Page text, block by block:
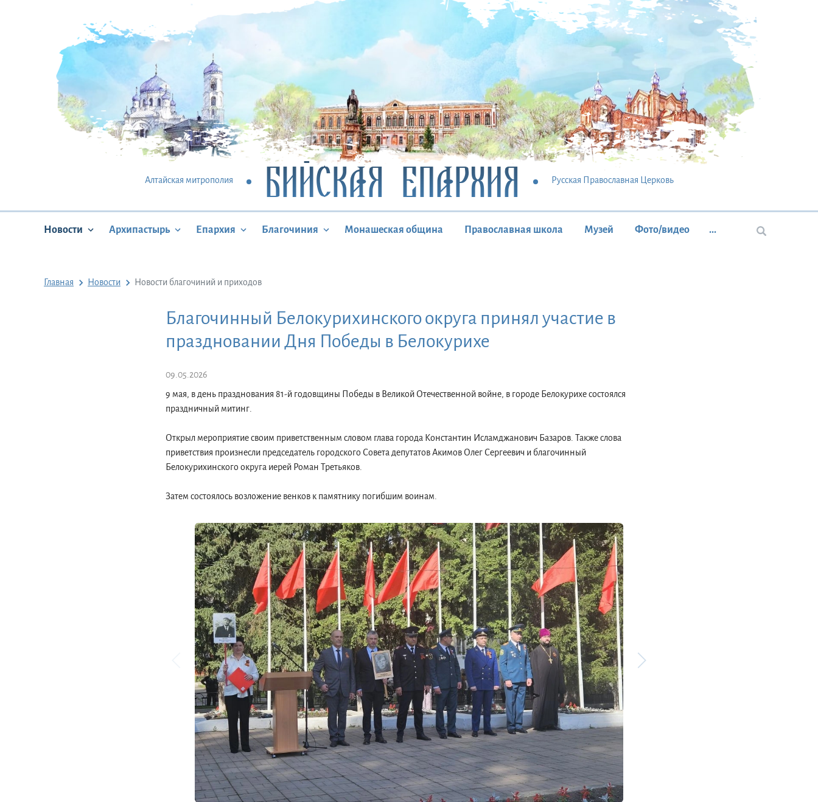
Алтайская митрополия БИЙСКАЯ ЕПАРХИЯ Русская Православная Церковь
Новости Архипастырь Епархия Благочиния Монашеская община Православная школа Музей Фото/видео ...
Главная Новости Новости благочиний и приходов
Благочинный Белокурихинского округа принял участие в
праздновании Дня Победы в Белокурихе
09.05.2026
9 мая, в день празднования 81-й годовщины Победы в Великой Отечественной войне, в городе Белокурихе состоялся
праздничный митинг.
Открыл мероприятие своим приветственным словом глава города Константин Исламджанович Базаров. Также слова
приветствия произнесли председатель городского Совета депутатов Акимов Олег Сергеевич и благочинный
Белокурихинского округа иерей Роман Третьяков.
Затем состоялось возложение венков к памятнику погибшим воинам.